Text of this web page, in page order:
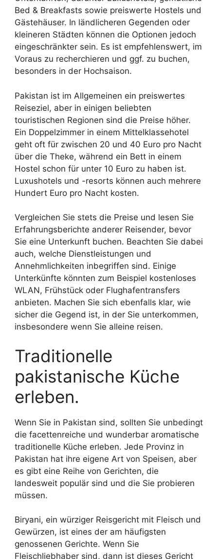
Bed & Breakfasts sowie preiswerte Hostels und
Gästehäuser. In ländlicheren Gegenden oder
kleineren Städten können die Optionen jedoch
eingeschränkter sein. Es ist empfehlenswert, im
Voraus zu recherchieren und ggf. zu buchen,
besonders in der Hochsaison.
Pakistan ist im Allgemeinen ein preiswertes
Reiseziel, aber in einigen beliebten
touristischen Regionen sind die Preise höher.
Ein Doppelzimmer in einem Mittelklassehotel
geht oft für zwischen 20 und 40 Euro pro Nacht
über die Theke, während ein Bett in einem
Hostel schon für unter 10 Euro zu haben ist.
Luxushotels und -resorts können auch mehrere
Hundert Euro pro Nacht kosten.
Vergleichen Sie stets die Preise und lesen Sie
Erfahrungsberichte anderer Reisender, bevor
Sie eine Unterkunft buchen. Beachten Sie dabei
auch, welche Dienstleistungen und
Annehmlichkeiten inbegriffen sind. Einige
Unterkünfte könnten zum Beispiel kostenloses
WLAN, Frühstück oder Flughafentransfers
anbieten. Machen Sie sich ebenfalls klar, wie
sicher die Gegend ist, in der Sie unterkommen,
insbesondere wenn Sie alleine reisen.
Traditionelle
pakistanische Küche
erleben.
Wenn Sie in Pakistan sind, sollten Sie unbedingt
die facettenreiche und wunderbar aromatische
traditionelle Küche erleben. Jede Provinz in
Pakistan hat ihre eigene Art von Speisen, aber
es gibt eine Reihe von Gerichten, die
landesweit populär sind und die Sie probieren
müssen.
Biryani, ein würziger Reisgericht mit Fleisch und
Gewürzen, ist eines der am häufigsten
genossenen Gerichte. Wenn Sie
Fleischliebhaber sind, dann ist dieses Gericht